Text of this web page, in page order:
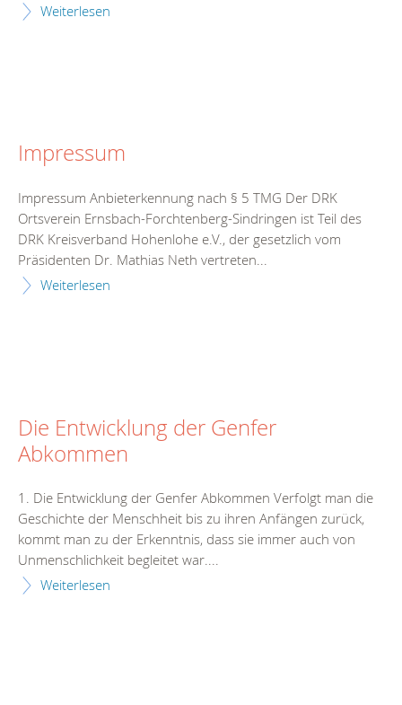
Weiterlesen
Impressum
Impressum Anbieterkennung nach § 5 TMG Der DRK
Ortsverein Ernsbach-Forchtenberg-Sindringen ist Teil des
DRK Kreisverband Hohenlohe e.V., der gesetzlich vom
Präsidenten Dr. Mathias Neth vertreten...
Weiterlesen
Die Entwicklung der Genfer
Abkommen
1. Die Entwicklung der Genfer Abkommen Verfolgt man die
Geschichte der Menschheit bis zu ihren Anfängen zurück,
kommt man zu der Erkenntnis, dass sie immer auch von
Unmenschlichkeit begleitet war....
Weiterlesen